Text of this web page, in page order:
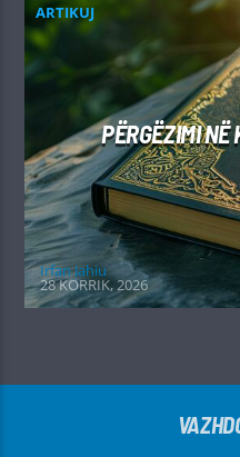
ARTIKUJ
PËRGËZIMI NË
Irfan Jahiu
28 KORRIK, 2026